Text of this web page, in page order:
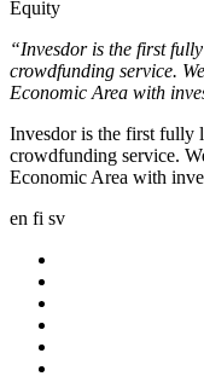
Equity
“Invesdor is the first
crowdfunding service.
Economic Area with
Invesdor is the first fully
crowdfunding service.
Economic Area with
en fi sv